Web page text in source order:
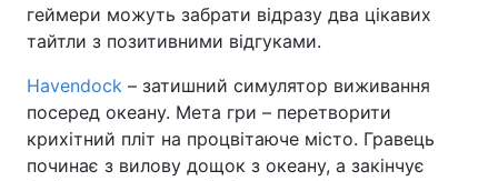
геймери можуть забрати відразу два цікавих
тайтли з позитивними відгуками.
Havendock – затишний симулятор виживання
посеред океану. Мета гри – перетворити
крихітний пліт на процвітаюче місто. Гравець
починає з вилову дощок з океану, а закінчує